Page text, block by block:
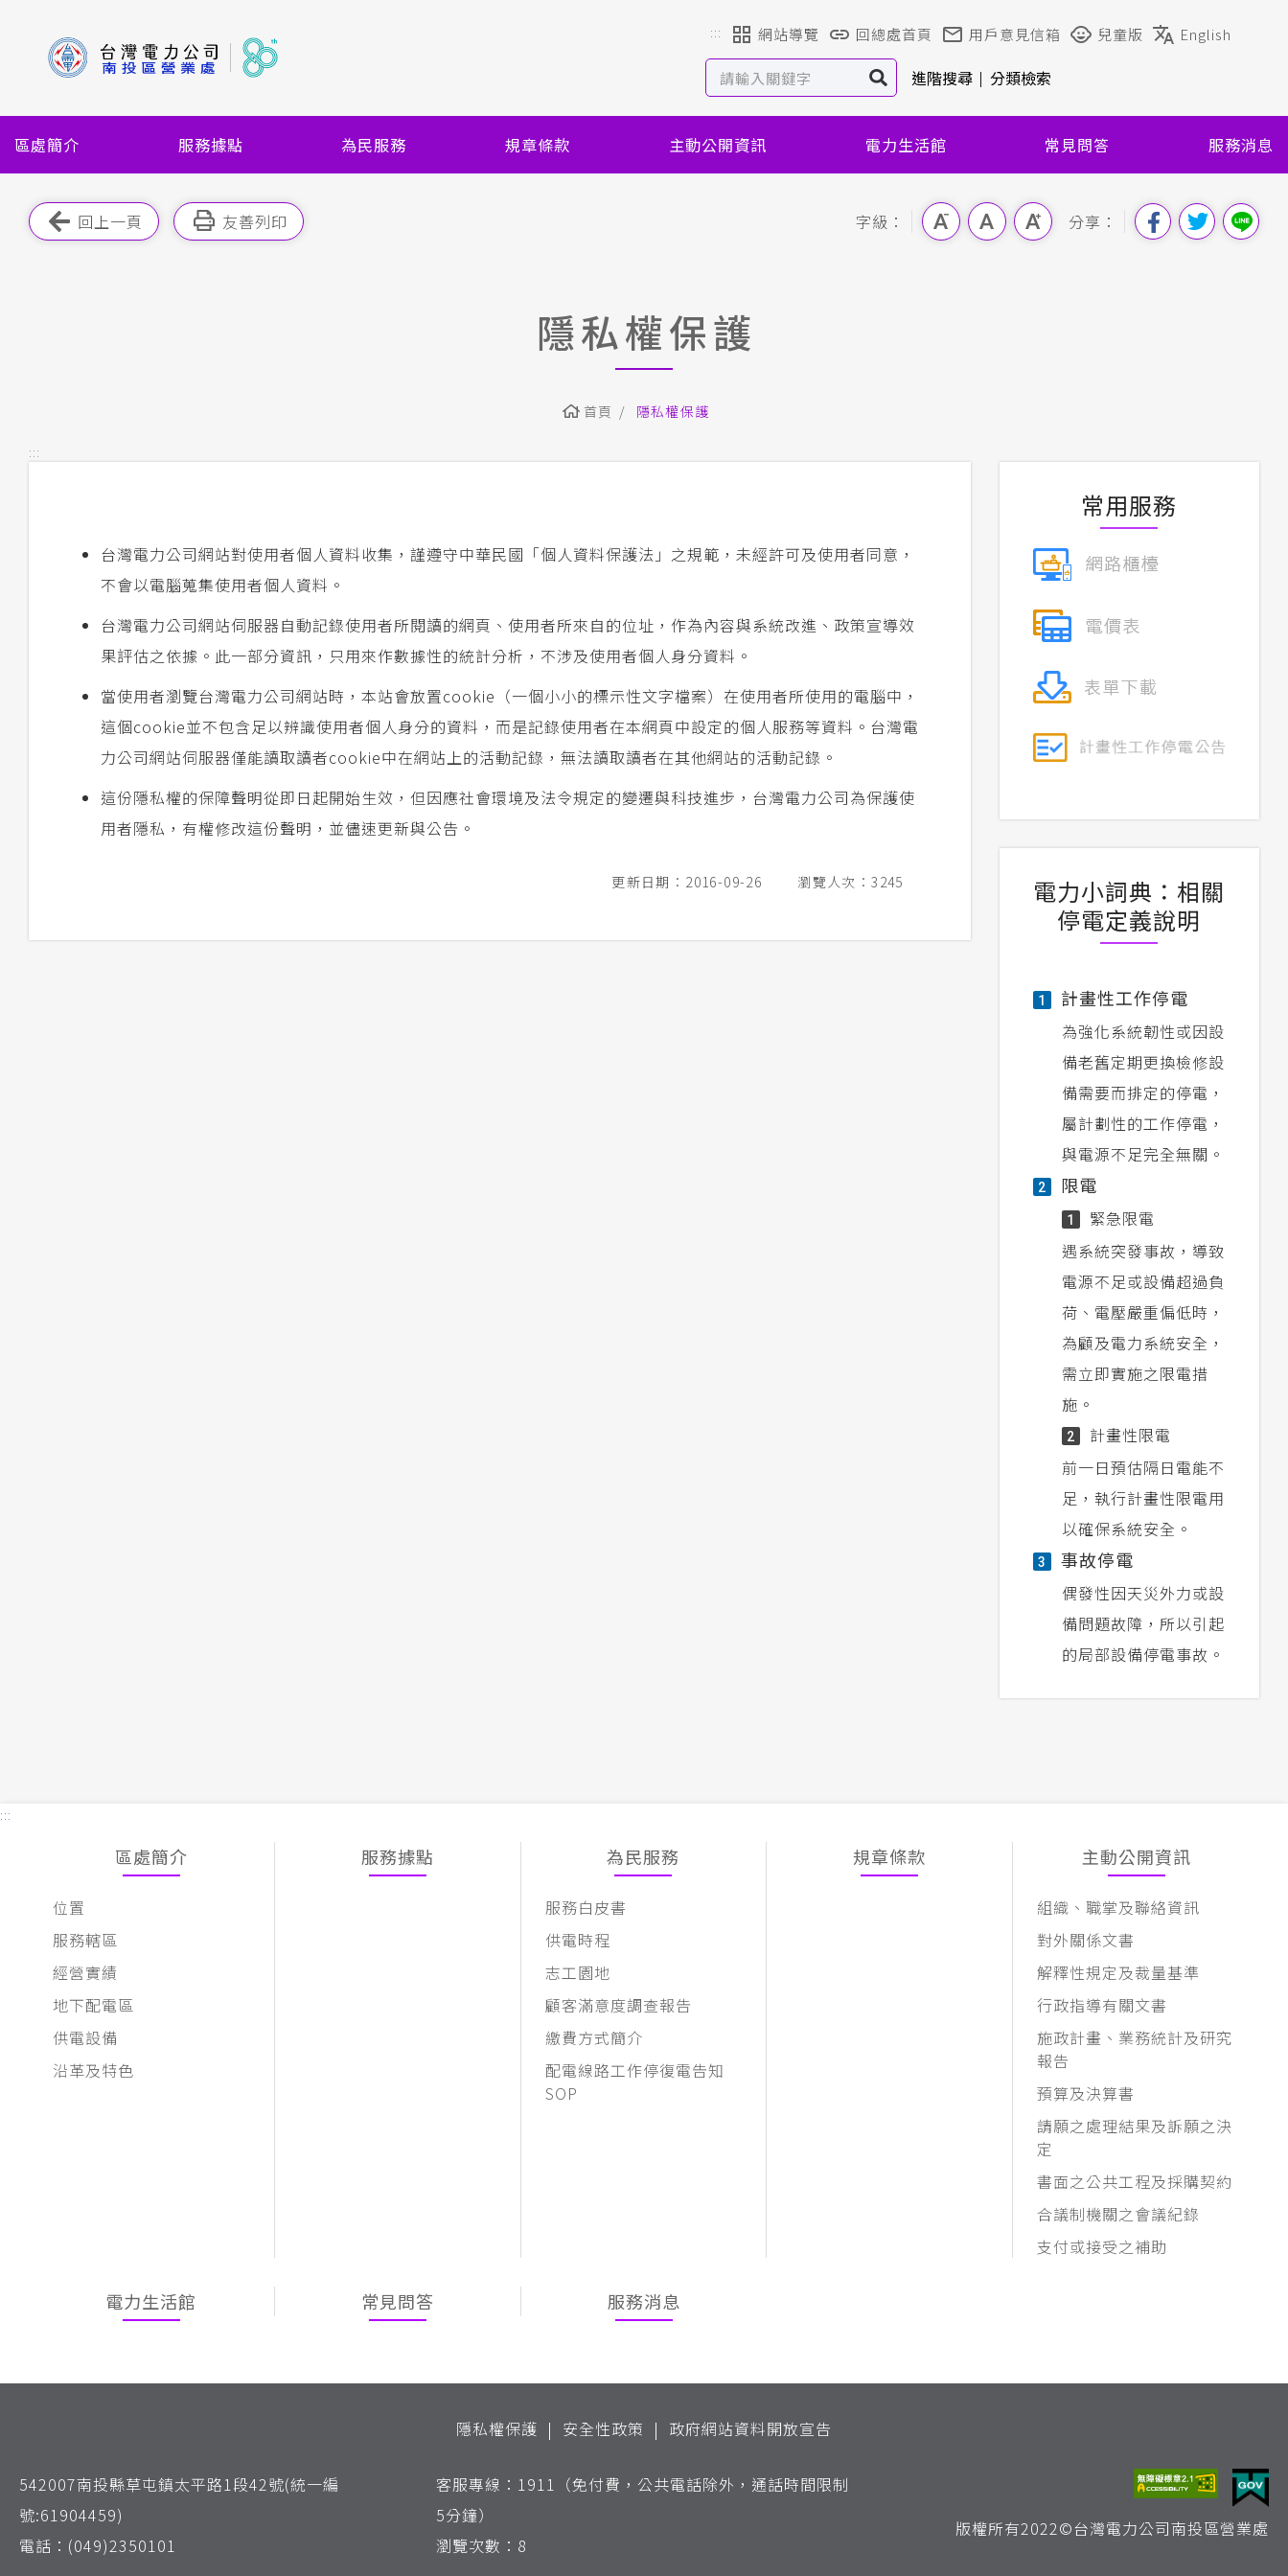
塊
::: 網站導覽 回總處首頁 用戶意見信箱 兒童版 English
進階搜尋 分類檢索
區處簡介 服務據點 為民服務 規章條款 主動公開資訊 電力生活館 常見問答 服務消息
回上一頁 友善列印 字級： 分享：
隱私權保護
首頁 隱私權保護
:::
台灣電力公司網站對使用者個人資料收集，謹遵守中華民國「個人資料保護法」之規範，未經許可及使用者同意，
不會以電腦蒐集使用者個人資料。
台灣電力公司網站伺服器自動記錄使用者所閱讀的網頁、使用者所來自的位址，作為內容與系統改進、政策宣導效
果評估之依據。此一部分資訊，只用來作數據性的統計分析，不涉及使用者個人身分資料。
當使用者瀏覽台灣電力公司網站時，本站會放置cookie（一個小小的標示性文字檔案）在使用者所使用的電腦中，
這個cookie並不包含足以辨識使用者個人身分的資料，而是記錄使用者在本網頁中設定的個人服務等資料。台灣電
力公司網站伺服器僅能讀取讀者cookie中在網站上的活動記錄，無法讀取讀者在其他網站的活動記錄。
這份隱私權的保障聲明從即日起開始生效，但因應社會環境及法令規定的變遷與科技進步，台灣電力公司為保護使
用者隱私，有權修改這份聲明，並儘速更新與公告。
更新日期：2016-09-26 瀏覽人次：3245
常用服務
電力小詞典：相關
停電定義說明
1 計畫性工作停電
為強化系統韌性或因設
備老舊定期更換檢修設
備需要而排定的停電，
屬計劃性的工作停電，
與電源不足完全無關。
2 限電
1
緊急限電
遇系統突發事故，導致
電源不足或設備超過負
荷、電壓嚴重偏低時，
為顧及電力系統安全，
需立即實施之限電措
施。
2
計畫性限電
前一日預估隔日電能不
足，執行計畫性限電用
以確保系統安全。
3 事故停電
偶發性因天災外力或設
備問題故障，所以引起
的局部設備停電事故。
:::
區處簡介
位置
服務轄區
經營實績
地下配電區
供電設備
沿革及特色
服務據點 為民服務
服務白皮書
供電時程
志工園地
顧客滿意度調查報告
繳費方式簡介
配電線路工作停復電告知
SOP
規章條款 主動公開資訊
組織、職掌及聯絡資訊
對外關係文書
解釋性規定及裁量基準
行政指導有關文書
施政計畫、業務統計及研究
報告
預算及決算書
請願之處理結果及訴願之決
定
書面之公共工程及採購契約
合議制機關之會議紀錄
支付或接受之補助
電力生活館 常見問答 服務消息
隱私權保護 安全性政策 政府網站資料開放宣告
542007南投縣草屯鎮太平路1段42號(統一編
號:61904459)
電話：(049)2350101
客服專線：1911（免付費，公共電話除外，通話時間限制
5分鐘）
瀏覽次數：8
版權所有2022©台灣電力公司南投區營業處